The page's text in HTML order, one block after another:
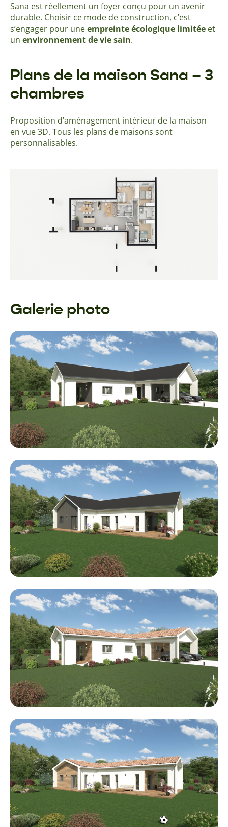
Sana est réellement un foyer conçu pour un avenir
durable. Choisir ce mode de construction, c’est
s’engager pour uneempreinte écologique limitée et
un environnement de vie sain.
Plans de la maison Sana – 3
chambres
Proposition d’aménagement intérieur de la maison
en vue 3D. Tous les plans de maisons sont
personnalisables.
Galerie photo